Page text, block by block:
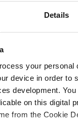
Details
your personal
device in order to
development.
on this digital
from the Cookie
avis
T